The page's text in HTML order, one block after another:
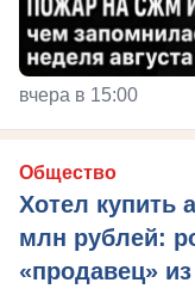
вчера в 15:00
Общество
Хотел купить
млн рублей:
«продавец»